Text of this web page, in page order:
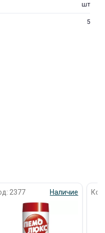
шт
5
2377 Наличие